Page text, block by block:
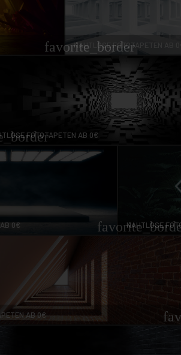
favorite_border
NAHTLOSE FOTOTAPETEN AB 0€
FOTOTAPETEN AB 0€
0€ NAHTLOSE
AB 0€